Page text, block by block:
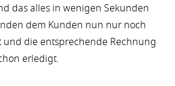
das alles in wenigen Sekunden
dem Kunden nun nur noch
und die entsprechende Rechnung
erledigt.